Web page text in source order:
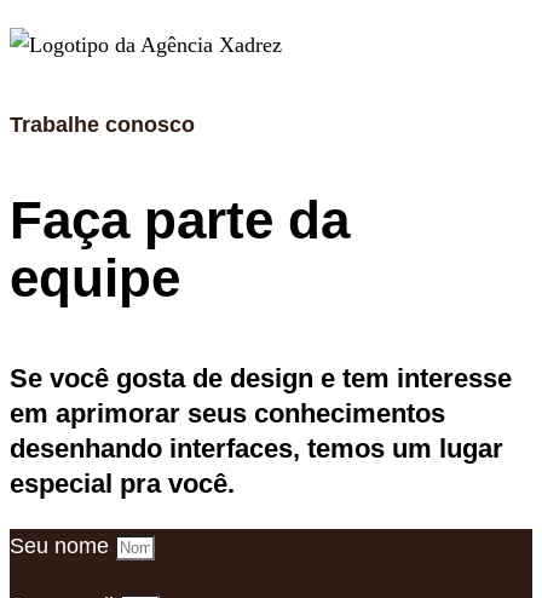
Trabalhe conosco
Faça parte da
equipe
Se você gosta de design e tem interesse
em aprimorar seus conhecimentos
desenhando interfaces, temos um lugar
especial pra você.
Seu nome